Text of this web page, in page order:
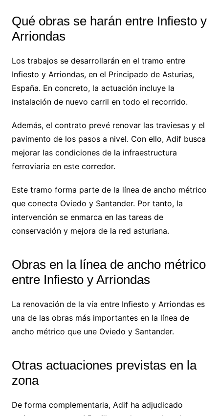
Qué obras se harán entre Infiesto y
Arriondas
Los trabajos se desarrollarán en el tramo entre
Infiesto y Arriondas, en el Principado de Asturias,
España. En concreto, la actuación incluye la
instalación de nuevo carril en todo el recorrido.
Además, el contrato prevé renovar las traviesas y el
pavimento de los pasos a nivel. Con ello, Adif busca
mejorar las condiciones de la infraestructura
ferroviaria en este corredor.
Este tramo forma parte de la línea de ancho métrico
que conecta Oviedo y Santander. Por tanto, la
intervención se enmarca en las tareas de
conservación y mejora de la red asturiana.
Obras en la línea de ancho métrico
entre Infiesto y Arriondas
La renovación de la vía entre Infiesto y Arriondas es
una de las obras más importantes en la línea de
ancho métrico que une Oviedo y Santander.
Otras actuaciones previstas en la
zona
De forma complementaria, Adif ha adjudicado